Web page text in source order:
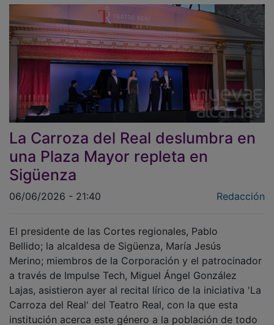
La Carroza del Real deslumbra en
una Plaza Mayor repleta en
Sigüenza
06/06/2026 - 21:40
Merino; miembros de la Corporación y el patrocinador
a través de Impulse Tech, Miguel Ángel González
Lajas, asistieron ayer al recital lírico de la iniciativa 'La
Carroza del Real' del Teatro Real, con la que esta
institución acerca este género a la población de todo
el país.